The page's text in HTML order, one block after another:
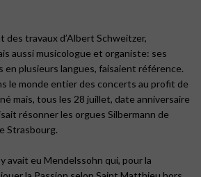
des travaux d’Albert Schweitzer,
aussi musicologue et organiste: ses
en plusieurs langues, faisaient référence.
le monde entier des concerts au profit de
mais, tous les 28 juillet, date anniversaire
résonner les orgues Silbermann de
Strasbourg.
avait eu Mendelssohn qui, pour la